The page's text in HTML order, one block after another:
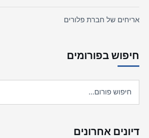
אריחים של חברת פלורים
חיפוש בפורומים
דיונים אחרונים